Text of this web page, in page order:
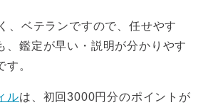
、ベテランですので、任せやす
、鑑定が早い・説明が分かりやす
す。
ルは、初回3000円分のポイントが